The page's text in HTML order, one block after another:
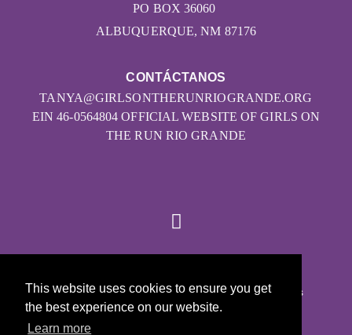
This website uses cookies to ensure you get
the best experience on our website.
Learn more
CONTÁCTANOS
TANYA@GIRLSONTHERUNRIOGRANDE.ORG
EIN 46-0564804 OFFICIAL WEBSITE OF GIRLS ON
THE RUN RIO GRANDE
PO BOX 36060
ALBUQUERQUE, NM 87176
Girls on the Run - Todos los derechos reservados
POLÍTICA DE PRIVACIDAD